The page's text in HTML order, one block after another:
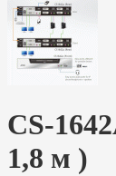
CS-
1,8 м )